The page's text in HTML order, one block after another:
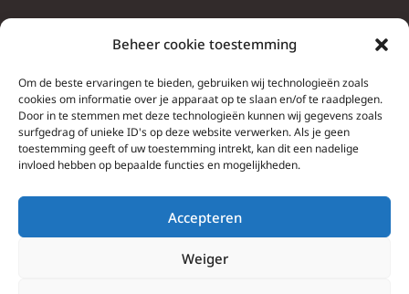
Beheer cookie toestemming
Om de beste ervaringen te bieden, gebruiken wij technologieën zoals
cookies om informatie over je apparaat op te slaan en/of te raadplegen.
Door in te stemmen met deze technologieën kunnen wij gegevens zoals
surfgedrag of unieke ID's op deze website verwerken. Als je geen
toestemming geeft of uw toestemming intrekt, kan dit een nadelige
invloed hebben op bepaalde functies en mogelijkheden.
Accepteren
Weiger
Wonen
Info
Contacteer ons